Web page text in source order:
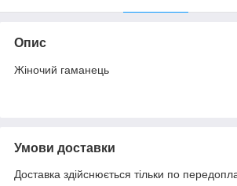
Опис
Жіночий гаманець
Умови доставки
Доставка здійснюється тільки по